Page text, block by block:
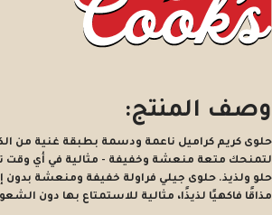
وصف المنتج:
حلوى كريم كراميل ناعمة ودسمة بطبقة غنية من
لتمنحك متعة منعشة وخفيفة - مثالية في أي وقت
حلو ولذيذ. حلوى جيلي فراولة خفيفة ومنعشة بدون
مذاقًا فاكهيًا لذيذًا، مثالية للاستمتاع بها دون